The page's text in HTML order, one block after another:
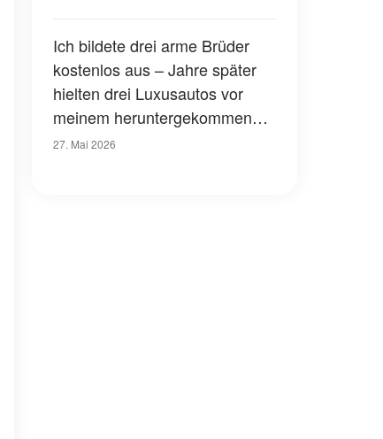
Ich bildete drei arme Brüder
kostenlos aus – Jahre später
hielten drei Luxusautos vor
meinem heruntergekommenen
Haus
27. Mai 2026